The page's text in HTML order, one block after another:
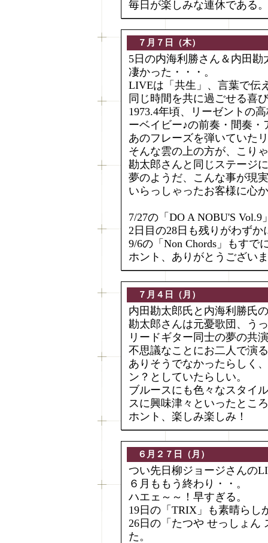
毎日が楽しみな連休である。
７月７日（木）
5日の内海利勝さん＆内田
凄かった・・・。
LIVEは「共生」、言葉で伝
同じ時間を共に過ごせる喜
1973.4年頃、リーゼントの
ーベイビー♪の前奏・間奏・
あのフレーズを弾いていた
そんな雲の上の方が、こり
勘太郎さんと同じステージ
夢のようだ、こんな事が現
いらっしゃったお客様に心
7/27の「DO A NOBU'S
2日目の28日も残りがわずか
9/6の「Non Chords」もすで
ホント、ありがとうござい
７月４日（月）
内田勘太郎氏と内海利勝氏
勘太郎さんは元憂歌団、う
リードギター同士の夢の共
不思議なことにお二人で演
ありそうでなかったらしく
ン？としていたらしい。
ブルースにも色々なスタイ
スに興味津々といったとこ
ホント、楽しみ楽しみ！
６月２７日（月）
つい先日柳ジョージさんの
６月ももう終わり・・。
ハエェ～～！早すぎる。
19日の「TRIX」も素晴らし
26日の「たつや せっしょん
た。